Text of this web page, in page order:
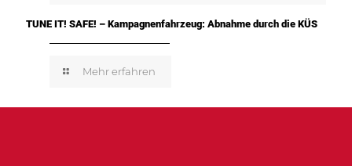
TUNE IT! SAFE! – Kampagnenfahrzeug: Abnahme durch die KÜS
Mehr erfahren